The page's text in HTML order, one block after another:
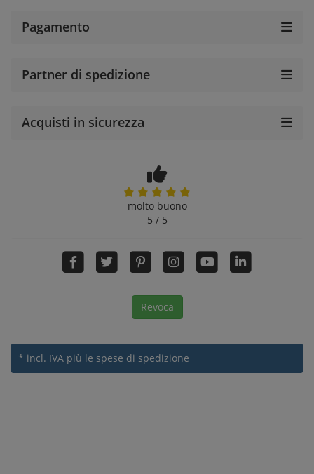
Pagamento
Partner di spedizione
Acquisti in sicurezza
molto buono
5 / 5
Revoca
* incl. IVA più le spese di spedizione